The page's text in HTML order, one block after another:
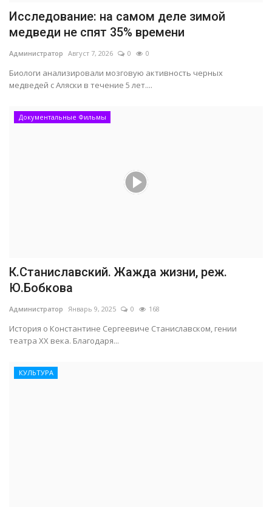
Исследование: на самом деле зимой
медведи не спят 35% времени
Администратор Август 7, 2026 0 0
Биологи анализировали мозговую активность черных
медведей с Аляски в течение 5 лет....
Документальные Фильмы
К.Станиславский. Жажда жизни, реж.
Ю.Бобкова
Администратор Январь 9, 2025 0 168
История о Константине Сергеевиче Станиславском, гении
театра ХХ века. Благодаря...
КУЛЬТУРА